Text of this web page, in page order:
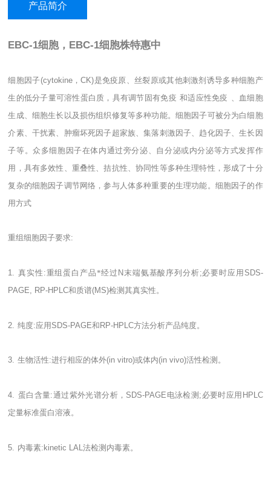
产品简介
EBC-1细胞，EBC-1细胞株特惠中
细胞因子(cytokine，CK)是免疫原、丝裂原或其他刺激剂诱导多种细胞产
生的低分子量可溶性蛋白质，具有调节固有免疫 和适应性免疫
、血细胞
生成、细胞生长以及损伤组织修复等多种功能。细胞因子可被分为白细胞
介素、干扰素、肿瘤坏死因子超家族、集落刺激因子、趋化因子、生长因
子等。众多细胞因子在体内通过旁分泌、自分泌或内分泌等方式发挥作
用，具有多效性、重叠性、拮抗性、协同性等多种生理特性，形成了十分
复杂的细胞因子调节网络，参与人体多种重要的生理功能。细胞因子的作
用方式
重组细胞因子要求:
1. 真实性 :重组蛋白产品*经过 N末端氨基酸序列分析;必要时应用 SDS-
PAGE, RP-HPLC和质谱(MS)检测其真实性。
2. 纯度:应用 SDS-PAGE和 RP-HPLC方法分析产品纯度。
3. 生物活性:进行相应的体外(in vitro)或体内(in vivo)活性检测。
4. 蛋白含量:通过紫外光谱分析， SDS-PAGE 电泳检测 ; 必要时应用 HPLC
定量标准蛋白溶液。
5. 内毒素:kinetic LAL法检测内毒素。